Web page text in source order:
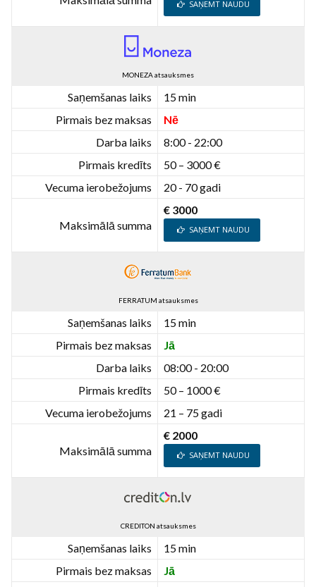
SAŅEMT NAUDU
MONEZA atsauksmes
Saņemšanas laiks
15 min
Pirmais bez maksas
Nē
Darba laiks
8:00 - 22:00
Pirmais kredīts
50 – 3000 €
Vecuma ierobežojums
20 - 70 gadi
Maksimālā summa
€ 3000
SAŅEMT NAUDU
FERRATUM atsauksmes
Saņemšanas laiks
15 min
Pirmais bez maksas
Jā
Darba laiks
08:00 - 20:00
Pirmais kredīts
50 – 1000 €
Vecuma ierobežojums
21 – 75 gadi
Maksimālā summa
€ 2000
SAŅEMT NAUDU
CREDITON atsauksmes
Saņemšanas laiks
15 min
Pirmais bez maksas
Jā